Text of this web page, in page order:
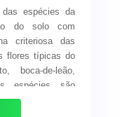
direitos com
espécies da
do solo com
criteriosa das
flores típicas do
boca-de-leão,
espécies são
às baixas
de cores, que